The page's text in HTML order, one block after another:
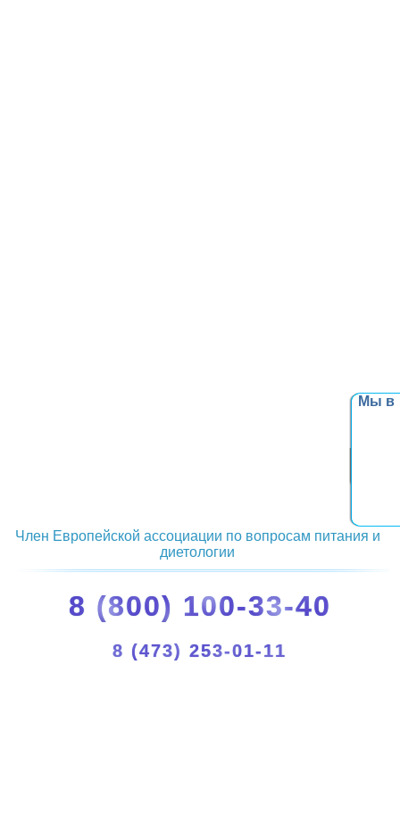
Мы в
Член Европейской ассоциации по вопросам питания и
диетологии
8 (800) 100-33-40
8 (473) 253-01-11